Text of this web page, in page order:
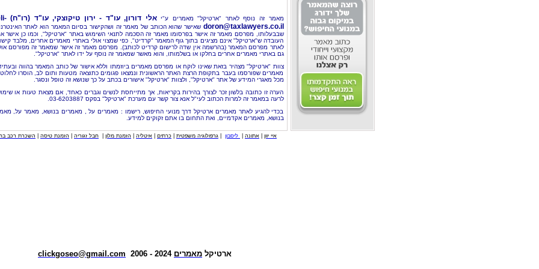
מאמר זה נוסף לאתר "ארטיקל" מאמרים ע"יאלי דורון, עו"ד - ירון טיקוצקי, עו"ד (רו"ח)
doron@taxlawyers.co.il שאישר שהוא הכותב של מאמר זה ושהקישור בסיום המאמר הוא לאתר
שבבעלותו, מפרסם מאמר זה אישר בפרסומו מאמר זה הסכמה לתנאי השימוש באתר "ארטיקל", וכמו כן אישר
העובדה ש"ארטיקל" אינם מציגים בתוך גוף המאמר "קרדיט", כפי שמצוי אולי באתרי מאמרים אחרים, מלבד
לאתר מפרסם המאמר (בהרשמה אין שדה לרישום קרדיט לכותב). מפרסם מאמר זה אישר שמאמר זה מפורסם
גם באתרי מאמרים אחרים בחלקו או בשלמותו, והוא מאשר שמאמר זה נוסף על ידו לאתר "ארטיקל".
צוות "ארטיקל" מצהיר בזאת שאינו לוקח או מפרסם מאמרים ביוזמתו וללא אישור של כותב המאמר בהווה
מאמרים שפורסמו בעבר בתקופת הרצת האתר הראשונית ונמצאו פגומים כתוצאה מטעות ותום לב, הוסרו
מכל מאגרי המידע של אתר "ארטיקל", ולצוות "ארטיקל" אישורים בכתב על כך שנושא זה טופל ונסגר.
הערה זו כתובה בלשון זכר לצורך בהירות בקריאות, אך מתייחסת לנשים וגברים כאחד, אם מצאת טעות או
לרעה במאמר זה למרות הכתוב לעי"ל אנא צור קשר עם מערכת "ארטיקל" בפקס 03-6203887.
בכדי להגיע לאתר מאמרים ארטיקל דרך מנועי החיפוש, רישמו : מאמרים על , מאמרים בנושא, מאמר על,
בנושא, מאמרים אקדמיים, ואת התחום בו אתם זקוקים למידע.
איי יוון אתונה ליסבון גרפולוגיה משפטית כרתים איטליה הזמנת מלון חבל זגוריה הזמנת טיסה השכרת רכב
ארטיקל מאמרים 2024 - 2006
clickgoseo@gmail.com